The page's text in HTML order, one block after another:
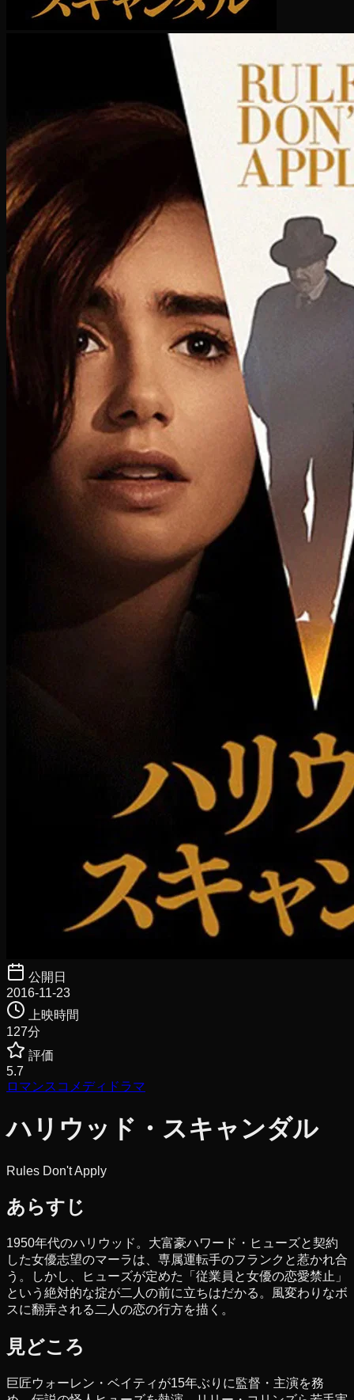
公開日
2016-11-23
上映時間
127分
評価
5.7
ロマンス コメディ ドラマ
ハリウッド・スキャンダル
Rules Don't Apply
あらすじ
1950年代のハリウッド。大富豪ハワード・ヒューズと契約
した女優志望のマーラは、専属運転手のフランクと惹かれ合
う。しかし、ヒューズが定めた「従業員と女優の恋愛禁止」
という絶対的な掟が二人の前に立ちはだかる。風変わりなボ
スに翻弄される二人の恋の行方を描く。
見どころ
巨匠ウォーレン・ベイティが15年ぶりに監督・主演を務